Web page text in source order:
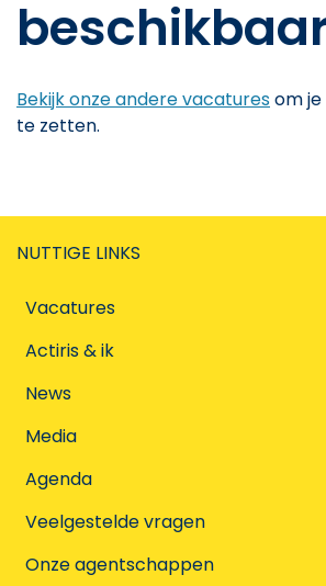
Bekijk onze andere vacaturesom
te zetten.
NUTTIGE LINKS
Vacatures
Actiris & ik
News
Media
Agenda
Veelgestelde vragen
Onze agentschappen